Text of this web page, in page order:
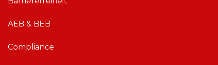
AEB & BEB
Compliance